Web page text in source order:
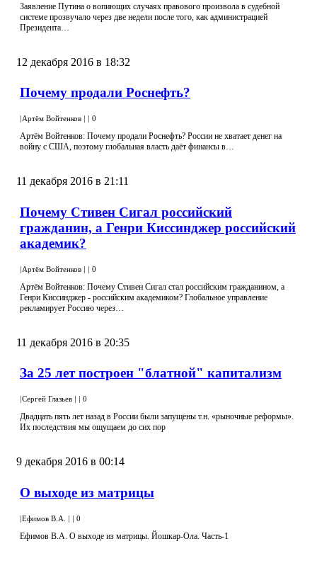
Заявление Путина о вопиющих случаях правового произвола в судебной
системе прозвучало через две недели после того, как администрацией
Президента…
12 декабря 2016 в 18:32
Почему продали Роснефть?
|Артём Войтенков | | 0
Артём Войтенков: Почему продали Роснефть? России не хватает денег на
войну с США, поэтому глобальная власть даёт финансы в…
11 декабря 2016 в 21:11
Почему Стивен Сигал российский
гражданин, а Генри Киссинджер российский
академик?
|Артём Войтенков | | 0
Артём Войтенков: Почему Стивен Сигал стал российским гражданином, а
Генри Киссинджер - российским академиком? Глобальное управление
рекламирует Россию через…
11 декабря 2016 в 20:35
За 25 лет построен "блатной" капитализм
|Сергей Глазьев | | 0
Двадцать пять лет назад в России были запущены т.н. «рыночные реформы».
Их последствия мы ощущаем до сих пор
9 декабря 2016 в 00:14
О выходе из матрицы
|Ефимов В.А. | | 0
Ефимов В.А. О выходе из матрицы. Йошкар-Ола. Часть-1